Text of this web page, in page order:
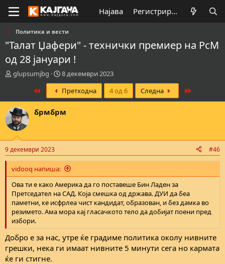
Најава Регистрирај се
Политика и вести
"Талат Џафери" - технички премиер на РсМ
од 28 јануари !
К
а
т
о
р
н
т
е
м
а
т
а
glupsumjbg
В
р
е
м
е
п
о
ч
н
у
в
а
е
8 декември 2023
Претходна 4 од 6 Следна
брмбрм
9 декември 2023 #46
vidooq напиша:
Oва ти е како Америка да го поставеше Бин Ладен за
Претседател на САД. Која смешка од држава. ДУИ да беа
паметни, ке исфрлеа чист кандидат, образован, и без дамка во
резимето. Ама мора кај гласачкото тело да добијат поени пред
избори.
Добро е за нас, утре ќе градиме политика околу нивните
грешки, нека ги имаат нивните 5 минути сега но кармата
ќе ги стигне.